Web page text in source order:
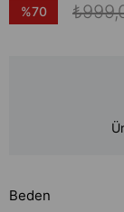
%70
Beden